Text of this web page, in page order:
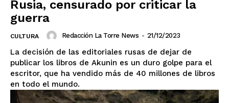
Rusia, censurado por criticar la
guerra
CULTURA Redacción La Torre News - 21/12/2023
La decisión de las editoriales rusas de dejar de
publicar los libros de Akunin es un duro golpe para el
escritor, que ha vendido más de 40 millones de libros
en todo el mundo.